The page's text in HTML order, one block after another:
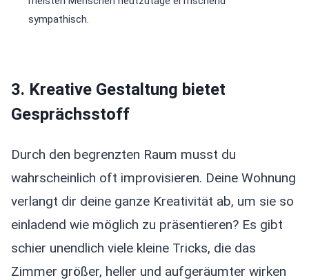
sympathisch.
3. Kreative Gestaltung bietet
Gesprächsstoff
Durch den begrenzten Raum musst du
wahrscheinlich oft improvisieren. Deine Wohnung
verlangt dir deine ganze Kreativität ab, um sie so
einladend wie möglich zu präsentieren? Es gibt
schier unendlich viele kleine Tricks, die das
Zimmer größer, heller und aufgeräumter wirken